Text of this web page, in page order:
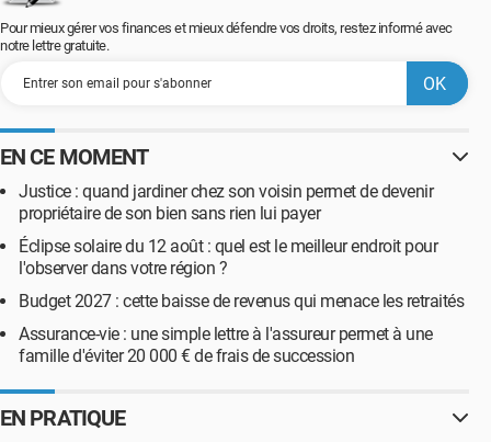
Pour mieux gérer vos finances et mieux défendre vos droits, restez informé avec
notre lettre gratuite.
EN CE MOMENT
Justice : quand jardiner chez son voisin permet de devenir
propriétaire de son bien sans rien lui payer
Éclipse solaire du 12 août : quel est le meilleur endroit pour
l'observer dans votre région ?
Budget 2027 : cette baisse de revenus qui menace les retraités
Assurance-vie : une simple lettre à l'assureur permet à une
famille d'éviter 20 000 € de frais de succession
EN PRATIQUE